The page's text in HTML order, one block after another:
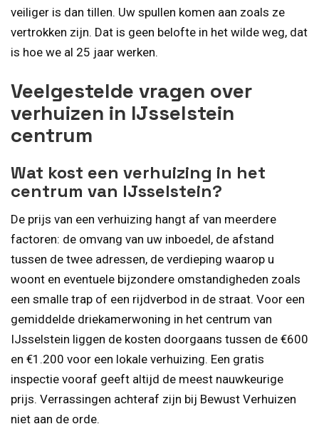
veiliger is dan tillen. Uw spullen komen aan zoals ze
vertrokken zijn. Dat is geen belofte in het wilde weg, dat
is hoe we al 25 jaar werken.
Veelgestelde vragen over
verhuizen in IJsselstein
centrum
Wat kost een verhuizing in het
centrum van IJsselstein?
De prijs van een verhuizing hangt af van meerdere
factoren: de omvang van uw inboedel, de afstand
tussen de twee adressen, de verdieping waarop u
woont en eventuele bijzondere omstandigheden zoals
een smalle trap of een rijdverbod in de straat. Voor een
gemiddelde driekamerwoning in het centrum van
IJsselstein liggen de kosten doorgaans tussen de €600
en €1.200 voor een lokale verhuizing. Een gratis
inspectie vooraf geeft altijd de meest nauwkeurige
prijs. Verrassingen achteraf zijn bij Bewust Verhuizen
niet aan de orde.